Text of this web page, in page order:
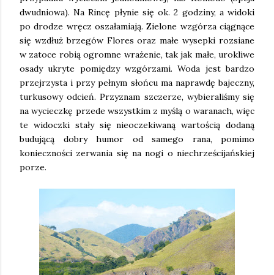
dwudniowa). Na Rincę płynie się ok. 2 godziny, a widoki
po drodze wręcz oszałamiają. Zielone wzgórza ciągnące
się wzdłuż brzegów Flores oraz małe wysepki rozsiane
w zatoce robią ogromne wrażenie, tak jak małe, urokliwe
osady ukryte pomiędzy wzgórzami. Woda jest bardzo
przejrzysta i przy pełnym słońcu ma naprawdę bajeczny,
turkusowy odcień. Przyznam szczerze, wybieraliśmy się
na wycieczkę przede wszystkim z myślą o waranach, więc
te widoczki stały się nieoczekiwaną wartością dodaną
budującą dobry humor od samego rana, pomimo
konieczności zerwania się na nogi o niechrześcijańskiej
porze.